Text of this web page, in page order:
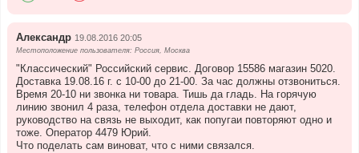
Александр 19.08.2016 20:05
Местоположение пользователя: Россия, Москва
"Классический" Российский сервис. Договор 15586 магазин 5020.
Доставка 19.08.16 г. с 10-00 до 21-00. За час должны отзвониться.
Время 20-10 ни звонка ни товара. Тишь да гладь. На горячую
линию звонил 4 раза, телефон отдела доставки не дают,
руководство на связь не выходит, как попугаи повторяют одно и
тоже. Оператор 4479 Юрий.
Что поделать сам виноват, что с ними связался.